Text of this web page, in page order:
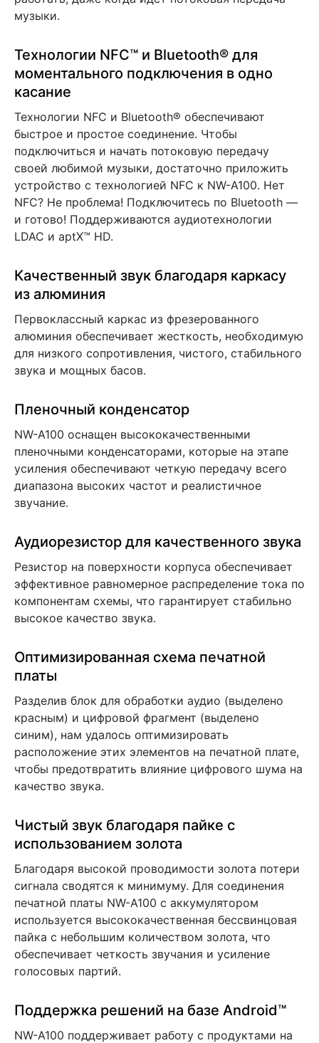
музыки.
Технологии NFC™ и Bluetooth® для
моментального подключения в одно
касание
Технологии NFC и Bluetooth® обеспечивают
быстрое и простое соединение. Чтобы
подключиться и начать потоковую передачу
своей любимой музыки, достаточно приложить
устройство с технологией NFC к NW-A100. Нет
NFC? Не проблема! Подключитесь по Bluetooth —
и готово! Поддерживаются аудиотехнологии
LDAC и aptX™ HD.
Качественный звук благодаря каркасу
из алюминия
Первоклассный каркас из фрезерованного
алюминия обеспечивает жесткость, необходимую
для низкого сопротивления, чистого, стабильного
звука и мощных басов.
Пленочный конденсатор
NW-A100 оснащен высококачественными
пленочными конденсаторами, которые на этапе
усиления обеспечивают четкую передачу всего
диапазона высоких частот и реалистичное
звучание.
Аудиорезистор для качественного звука
Резистор на поверхности корпуса обеспечивает
эффективное равномерное распределение тока по
компонентам схемы, что гарантирует стабильно
высокое качество звука.
Оптимизированная схема печатной
платы
Разделив блок для обработки аудио (выделено
красным) и цифровой фрагмент (выделено
синим), нам удалось оптимизировать
расположение этих элементов на печатной плате,
чтобы предотвратить влияние цифрового шума на
качество звука.
Чистый звук благодаря пайке с
использованием золота
Благодаря высокой проводимости золота потери
сигнала сводятся к минимуму. Для соединения
печатной платы NW-A100 с аккумулятором
используется высококачественная бессвинцовая
пайка с небольшим количеством золота, что
обеспечивает четкость звучания и усиление
голосовых партий.
Поддержка решений на базе Android™
NW-A100 поддерживает работу с продуктами на